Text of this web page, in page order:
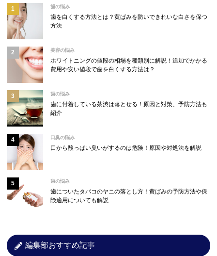
歯の悩み
歯を白くする方法とは？黄ばみを防いできれいな白さを保つ
方法
美容の悩み
ホワイトニングの値段の相場を種類別に解説！追加でかかる
費用や安い値段で歯を白くする方法は？
歯の悩み
歯に付着している茶渋は落とせる！原因と対策、予防方法も
紹介
口臭の悩み
口から酸っぱい臭いがするのは危険！原因や対処法を解説
歯の悩み
歯についたタバコのヤニの落とし方！黄ばみの予防方法や保
険適用についても解説
編集部おすすめ記事